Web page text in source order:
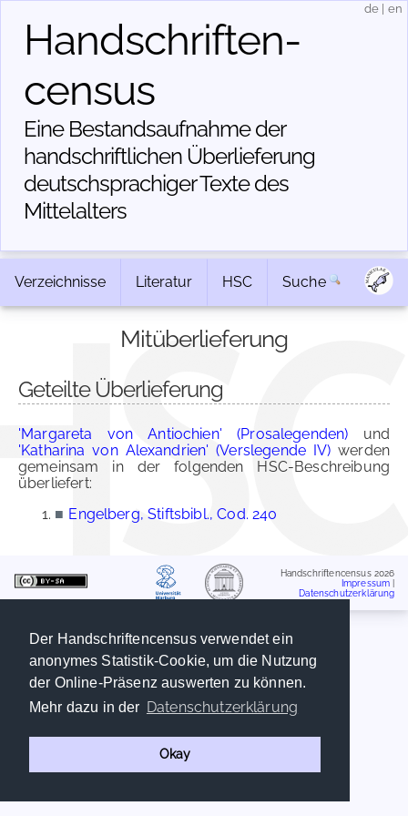
Der Handschriftencensus verwendet ein
anonymes Statistik-Cookie, um die Nutzung
der Online-Präsenz auswerten zu können.
Mehr dazu in der Datenschutzerklärung
Okay
Handschriften­
census
Eine Bestandsaufnahme der
handschriftlichen Über­lieferung
deutschsprachiger Texte des
Mittelalters
de en
Verzeichnisse Literatur HSC Suche
Mitüberlieferung
Geteilte Überlieferung
'Margareta von Antiochien' (Prosalegenden) und
'Katharina von Alexandrien' (Verslegende IV) werden
gemeinsam in der folgenden HSC-Beschreibung
überliefert:
■ Engelberg, Stiftsbibl., Cod. 240
Handschriftencensus 2026
Impressum
Datenschutzerklärung